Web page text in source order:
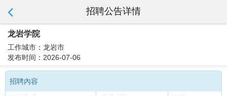
招聘公告详情
龙岩学院
工作城市：龙岩市
发布时间：2026-07-06
招聘內容